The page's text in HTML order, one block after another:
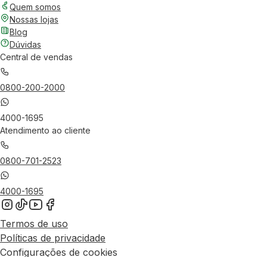
Quem somos
Nossas lojas
Blog
Dúvidas
Central de vendas
0800-200-2000
4000-1695
Atendimento ao cliente
0800-701-2523
4000-1695
Termos de uso
Políticas de privacidade
Configurações de cookies